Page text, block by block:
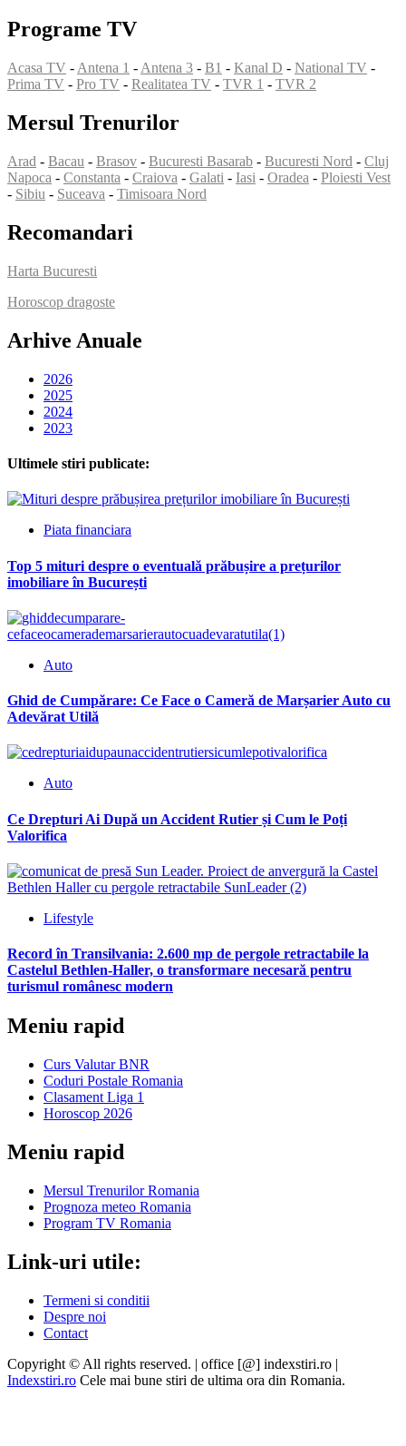
Programe TV
Acasa TV - Antena 1 - Antena 3 - B1 - Kanal D - National TV -
Prima TV - Pro TV - Realitatea TV - TVR 1 - TVR 2
Mersul Trenurilor
Arad - Bacau - Brasov - Bucuresti Basarab - Bucuresti Nord - Cluj
Napoca - Constanta - Craiova - Galati - Iasi - Oradea - Ploiesti Vest
- Sibiu - Suceava - Timisoara Nord
Recomandari
Harta Bucuresti
Horoscop dragoste
Arhive Anuale
2026
2025
2024
2023
Ultimele stiri publicate:
Piata financiara
Top 5 mituri despre o eventuală prăbușire a prețurilor
imobiliare în București
Auto
Ghid de Cumpărare: Ce Face o Cameră de Marșarier Auto cu
Adevărat Utilă
Auto
Ce Drepturi Ai După un Accident Rutier și Cum le Poți
Valorifica
Lifestyle
Record în Transilvania: 2.600 mp de pergole retractabile la
Castelul Bethlen-Haller, o transformare necesară pentru
turismul românesc modern
Meniu rapid
Curs Valutar BNR
Coduri Postale Romania
Clasament Liga 1
Horoscop 2026
Meniu rapid
Mersul Trenurilor Romania
Prognoza meteo Romania
Program TV Romania
Link-uri utile:
Termeni si conditii
Despre noi
Contact
Copyright © All rights reserved. | office [@] indexstiri.ro |
Indexstiri.ro Cele mai bune stiri de ultima ora din Romania.